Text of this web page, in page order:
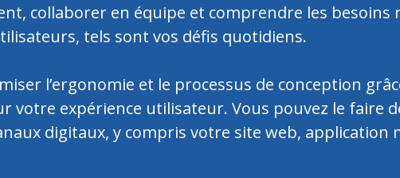
collaborer en équipe et comprendre les besoins
tels sont vos défis quotidiens.
l’ergonomie et le processus de conception
votre expérience utilisateur. Vous pouvez le faire
digitaux, y compris votre site web, application